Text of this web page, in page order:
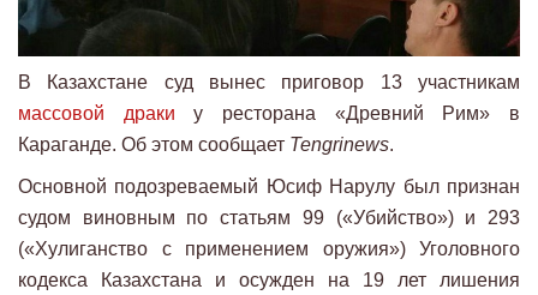
В Казахстане суд вынес приговор 13 участникам
массовой драки у ресторана «Древний Рим» в
Караганде. Об этом сообщает Tengrinews.
Основной подозреваемый Юсиф Нарулу был признан
судом виновным по статьям 99 («Убийство») и 293
(«Хулиганство с применением оружия») Уголовного
кодекса Казахстана и осужден на 19 лет лишения